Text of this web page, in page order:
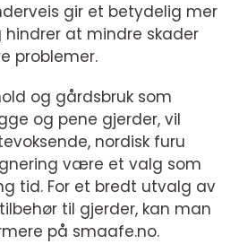
gir et betydelig mer
at mindre skader
problemer.
og gårdsbruk som
og pene gjerder, vil
nordisk furu
være et valg som
tid. For et bredt utvalg av
til gjerder, kan man
på smaafe.no.